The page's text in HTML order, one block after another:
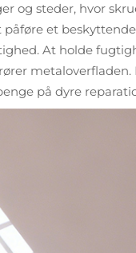
og steder, hvor
et
At holde
metaloverfladen.
på dyre